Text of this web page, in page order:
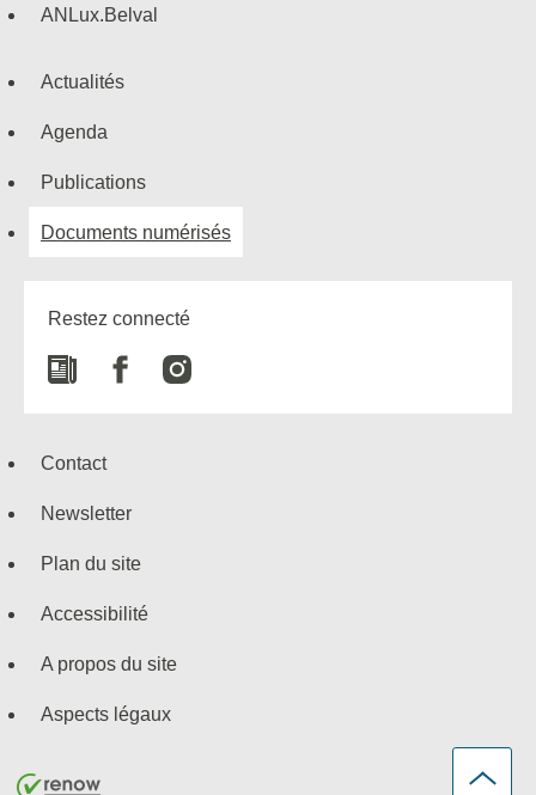
ANLux.Belval
Actualités
Agenda
Publications
Documents numérisés
Restez connecté
NewspaperFacebook
Contact
Newsletter
Plan du site
Accessibilité
A propos du site
Aspects légaux
de